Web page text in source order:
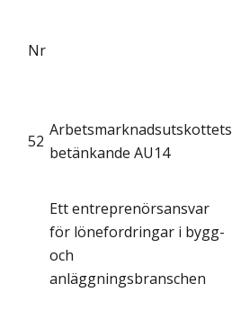
Nr
52
Arbetsmarknadsutskottets
betänkande AU14
Ett entreprenörsansvar
för lönefordringar i bygg-
och
anläggningsbranschen